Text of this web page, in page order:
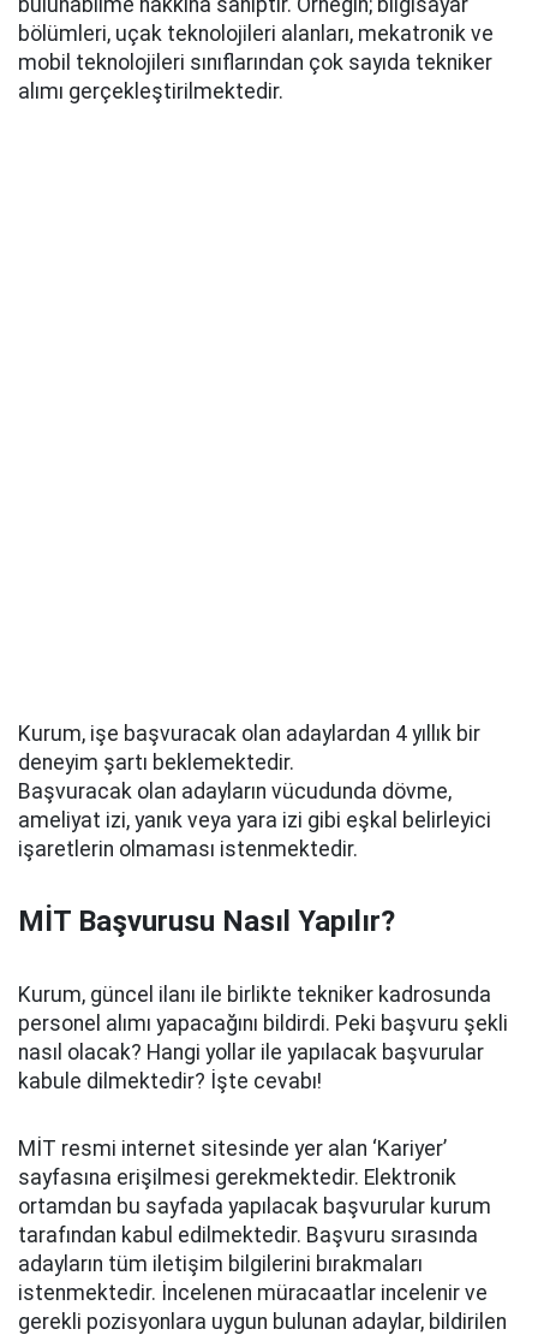
bulunabilme hakkına sahiptir. Örneğin; bilgisayar
bölümleri, uçak teknolojileri alanları, mekatronik ve
mobil teknolojileri sınıflarından çok sayıda tekniker
alımı gerçekleştirilmektedir.
Kurum, işe başvuracak olan adaylardan 4 yıllık bir
deneyim şartı beklemektedir.
Başvuracak olan adayların vücudunda dövme,
ameliyat izi, yanık veya yara izi gibi eşkal belirleyici
işaretlerin olmaması istenmektedir.
MİT Başvurusu Nasıl Yapılır?
Kurum, güncel ilanı ile birlikte tekniker kadrosunda
personel alımı yapacağını bildirdi. Peki başvuru şekli
nasıl olacak? Hangi yollar ile yapılacak başvurular
kabule dilmektedir? İşte cevabı!
MİT resmi internet sitesinde yer alan ‘Kariyer’
sayfasına erişilmesi gerekmektedir. Elektronik
ortamdan bu sayfada yapılacak başvurular kurum
tarafından kabul edilmektedir. Başvuru sırasında
adayların tüm iletişim bilgilerini bırakmaları
istenmektedir. İncelenen müracaatlar incelenir ve
gerekli pozisyonlara uygun bulunan adaylar, bildirilen